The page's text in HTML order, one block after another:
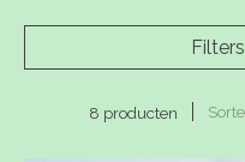
8 producten